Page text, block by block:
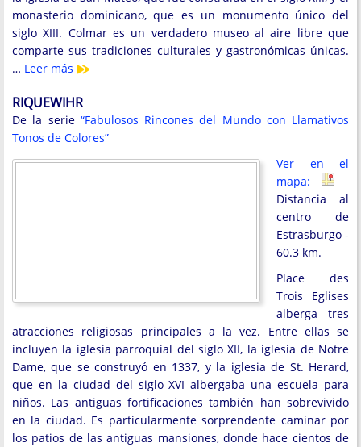
monasterio dominicano, que es un monumento único del
siglo XIII. Colmar es un verdadero museo al aire libre que
comparte sus tradiciones culturales y gastronómicas únicas.
… Leer más
RIQUEWIHR
De la serie “Fabulosos Rincones del Mundo con Llamativos
Tonos de Colores”
Ver en el
mapa:
Distancia al
centro de
Estrasburgo -
60.3 km.
Place des
Trois Eglises
alberga tres
atracciones religiosas principales a la vez. Entre ellas se
incluyen la iglesia parroquial del siglo XII, la iglesia de Notre
Dame, que se construyó en 1337, y la iglesia de St. Herard,
que en la ciudad del siglo XVI albergaba una escuela para
niños. Las antiguas fortificaciones también han sobrevivido
en la ciudad. Es particularmente sorprendente caminar por
los patios de las antiguas mansiones, donde hace cientos de